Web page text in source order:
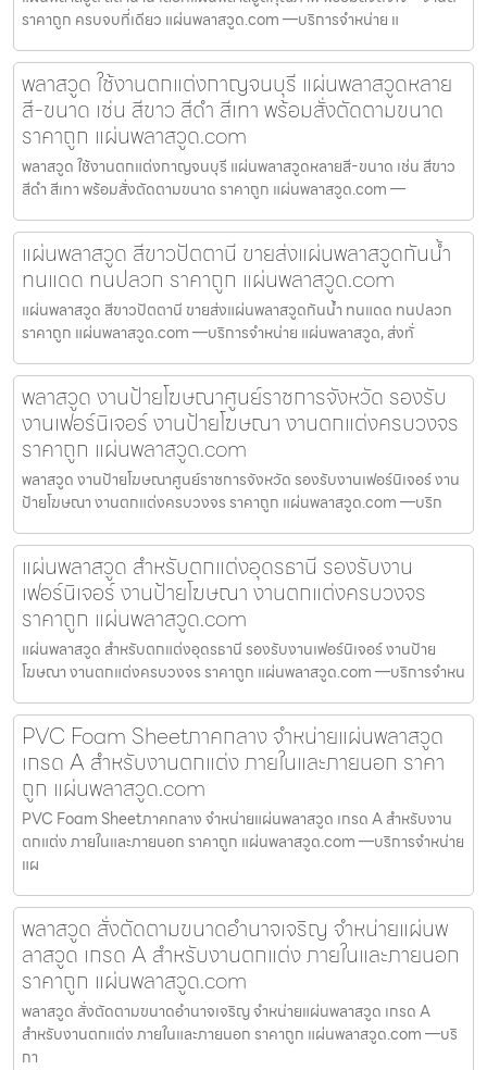
ราคาถูก ครบจบที่เดียว แผ่นพลาสวูด.com —บริการจำหน่าย แ
พลาสวูด ใช้งานตกแต่งกาญจนบุรี แผ่นพลาสวูดหลาย
สี-ขนาด เช่น สีขาว สีดำ สีเทา พร้อมสั่งตัดตามขนาด
ราคาถูก แผ่นพลาสวูด.com
พลาสวูด ใช้งานตกแต่งกาญจนบุรี แผ่นพลาสวูดหลายสี-ขนาด เช่น สีขาว
สีดำ สีเทา พร้อมสั่งตัดตามขนาด ราคาถูก แผ่นพลาสวูด.com —
แผ่นพลาสวูด สีขาวปัตตานี ขายส่งแผ่นพลาสวูดกันน้ำ
ทนแดด ทนปลวก ราคาถูก แผ่นพลาสวูด.com
แผ่นพลาสวูด สีขาวปัตตานี ขายส่งแผ่นพลาสวูดกันน้ำ ทนแดด ทนปลวก
ราคาถูก แผ่นพลาสวูด.com —บริการจำหน่าย แผ่นพลาสวูด, ส่งทั่
พลาสวูด งานป้ายโฆษณาศูนย์ราชการจังหวัด รองรับ
งานเฟอร์นิเจอร์ งานป้ายโฆษณา งานตกแต่งครบวงจร
ราคาถูก แผ่นพลาสวูด.com
พลาสวูด งานป้ายโฆษณาศูนย์ราชการจังหวัด รองรับงานเฟอร์นิเจอร์ งาน
ป้ายโฆษณา งานตกแต่งครบวงจร ราคาถูก แผ่นพลาสวูด.com —บริก
แผ่นพลาสวูด สำหรับตกแต่งอุดรธานี รองรับงาน
เฟอร์นิเจอร์ งานป้ายโฆษณา งานตกแต่งครบวงจร
ราคาถูก แผ่นพลาสวูด.com
แผ่นพลาสวูด สำหรับตกแต่งอุดรธานี รองรับงานเฟอร์นิเจอร์ งานป้าย
โฆษณา งานตกแต่งครบวงจร ราคาถูก แผ่นพลาสวูด.com —บริการจำหน
PVC Foam Sheetภาคกลาง จำหน่ายแผ่นพลาสวูด
เกรด A สำหรับงานตกแต่ง ภายในและภายนอก ราคา
ถูก แผ่นพลาสวูด.com
PVC Foam Sheetภาคกลาง จำหน่ายแผ่นพลาสวูด เกรด A สำหรับงาน
ตกแต่ง ภายในและภายนอก ราคาถูก แผ่นพลาสวูด.com —บริการจำหน่าย
แผ
พลาสวูด สั่งตัดตามขนาดอำนาจเจริญ จำหน่ายแผ่นพ
ลาสวูด เกรด A สำหรับงานตกแต่ง ภายในและภายนอก
ราคาถูก แผ่นพลาสวูด.com
พลาสวูด สั่งตัดตามขนาดอำนาจเจริญ จำหน่ายแผ่นพลาสวูด เกรด A
สำหรับงานตกแต่ง ภายในและภายนอก ราคาถูก แผ่นพลาสวูด.com —บริ
กา